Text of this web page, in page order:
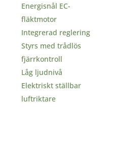
Energisnål EC-
fläktmotor
Integrerad reglering
Styrs med trådlös
fjärrkontroll
Låg ljudnivå
Elektriskt ställbar
luftriktare